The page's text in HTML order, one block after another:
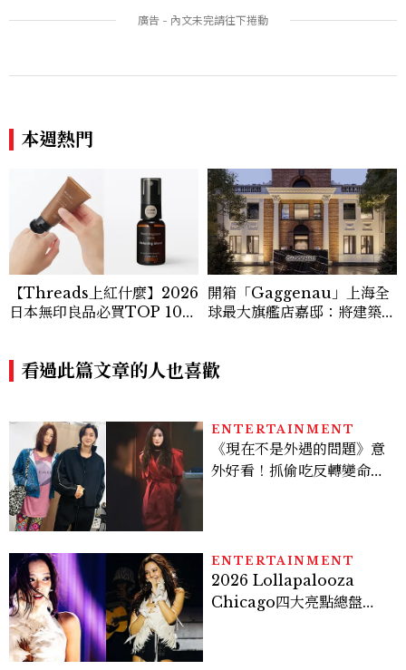
Sink
本週熱門
【Threads上紅什麼】2026
日本無印良品必買TOP 10！
開箱「Gaggenau」上海全
球最大旗艦店嘉邸：將建築美
看過此篇文章的人也喜歡
ENTERTAINMENT
《現在不是外遇的問題》意
外好看！抓偷吃反轉變命
看點懶人包
ENTERTAINMENT
2026 Lollapalooza
Chicago四大亮點總盤